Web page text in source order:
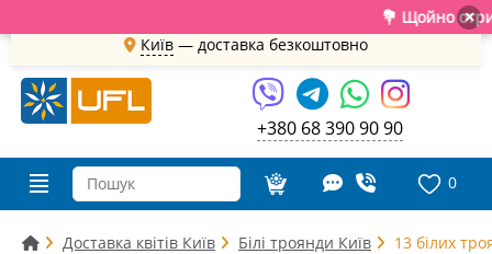
💐 Щойно отримали
×
Київ — доставка безкоштовно
+380 68 390 90 90
0
Доставка квітів Київ Білі троянди Київ 13 білих